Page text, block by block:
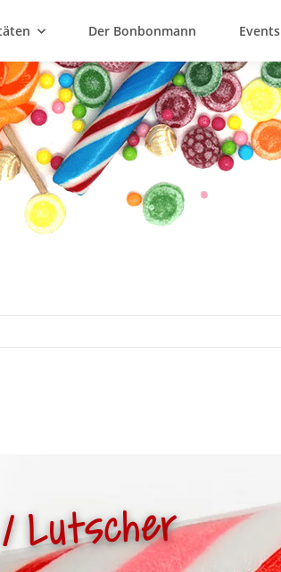
Der Bonbonmann Events
Lutscher